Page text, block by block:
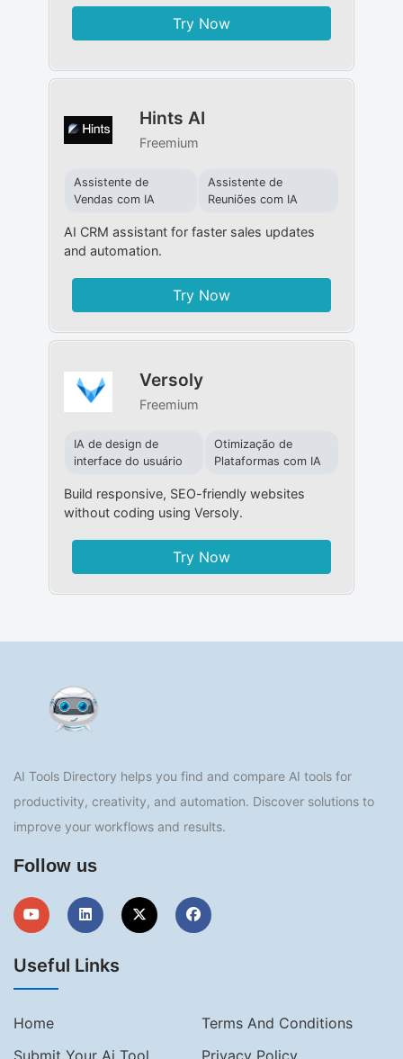
Try Now
Hints AI
Freemium
Assistente de
Vendas com IA
Assistente de
Reuniões com IA
AI CRM assistant for faster sales updates
and automation.
Try Now
Versoly
Freemium
IA de design de
interface do usuário
Otimização de
Plataformas com IA
Build responsive, SEO-friendly websites
without coding using Versoly.
Try Now
AI Tools Directory helps you find and compare AI tools for
productivity, creativity, and automation. Discover solutions to
improve your workflows and results.
Follow us
Useful Links
Home
Terms And Conditions
Submit Your Ai Tool
Privacy Policy